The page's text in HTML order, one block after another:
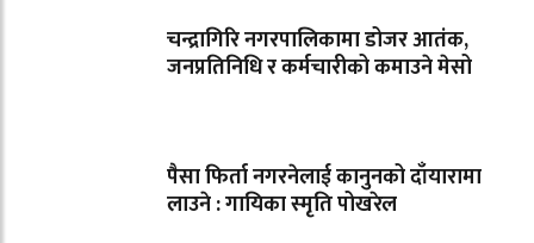
चन्द्रागिरि नगरपालिकामा डोजर आतंक,
जनप्रतिनिधि र कर्मचारीको कमाउने मेसो
पैसा फिर्ता नगरनेलाई कानुनको दाँयारामा
लाउने : गायिका स्‍मृति पोखरेल